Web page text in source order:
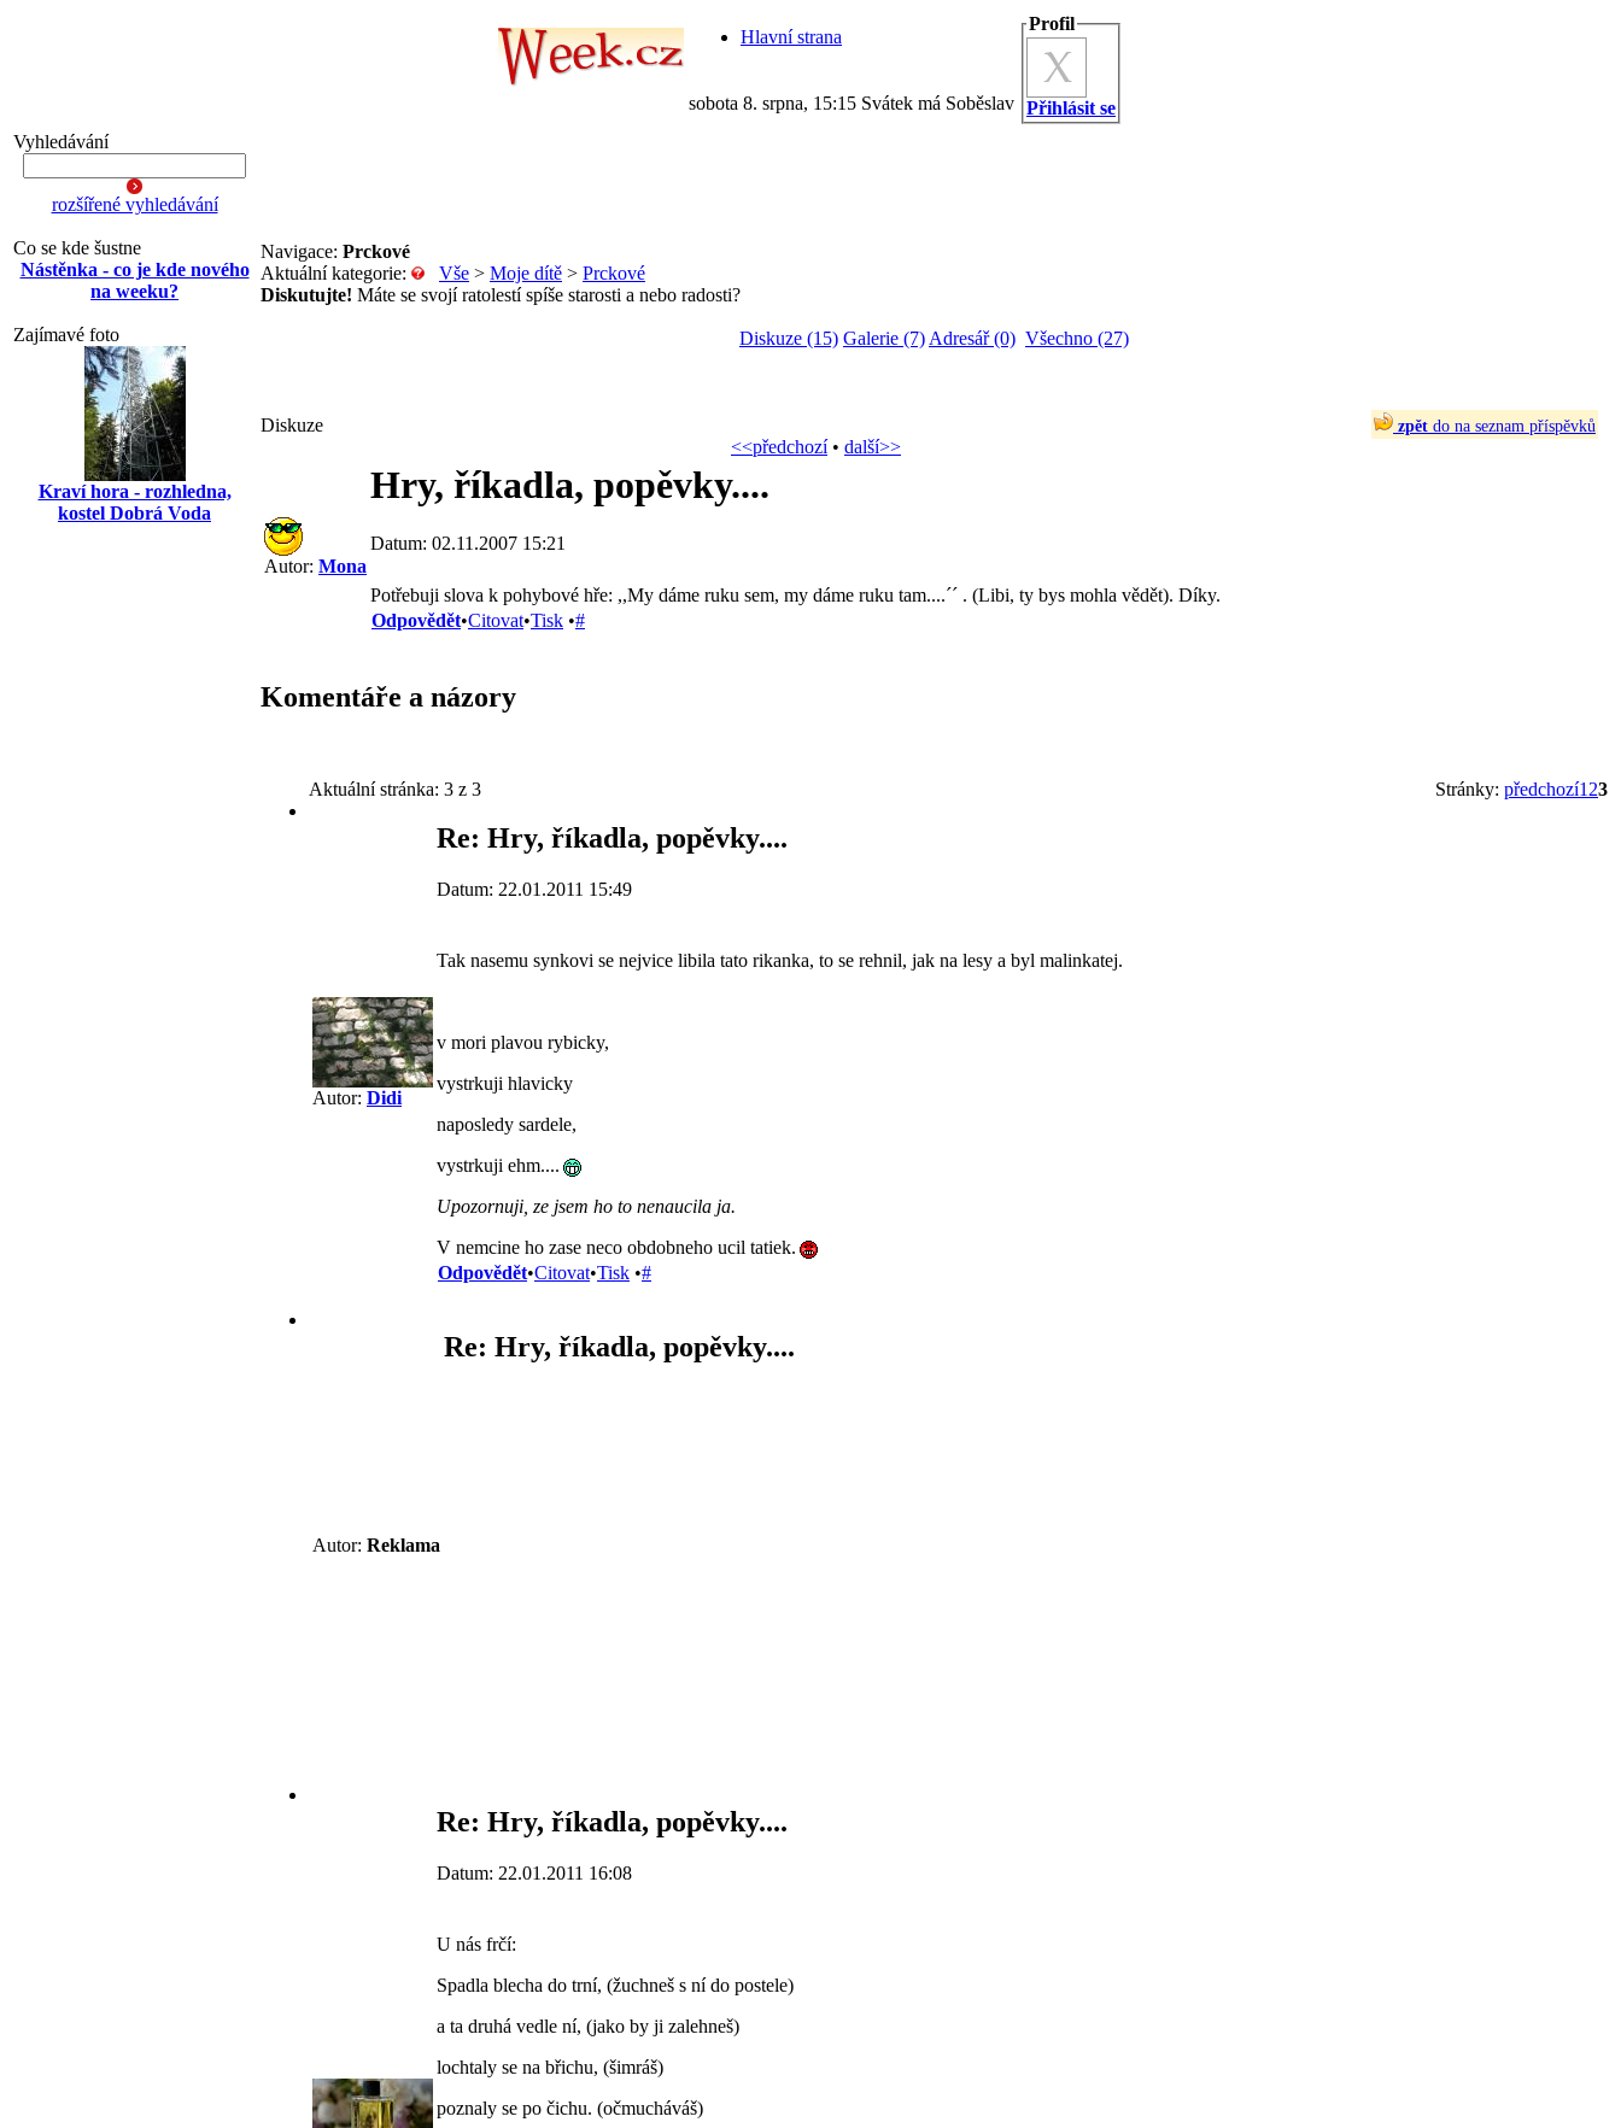
Hlavní strana
sobota 8. srpna, 15:15 Svátek má Soběslav
Profil
Přihlásit se
Vyhledávání
rozšířené vyhledávání
Co se kde šustne
Nástěnka - co je kde nového
na weeku?
Zajímavé foto
Kraví hora - rozhledna,
kostel Dobrá Voda
Navigace: Prckové
Aktuální kategorie:
Vše > Moje dítě > Prckové
Diskutujte! Máte se svojí ratolestí spíše starosti a nebo radosti?
Diskuze (15) Galerie (7) Adresář (0) Všechno (27)
zpět do na seznam příspěvků
Diskuze
<<předchozí• další>>
Autor: Mona
Hry, říkadla, popěvky....
Datum: 02.11.2007 15:21
Potřebuji slova k pohybové hře: ,,My dáme ruku sem, my dáme ruku tam....´´ . (Libi, ty bys mohla vědět). Díky.
Odpovědět•Citovat•Tisk •#
Komentáře a názory
Stránky: předchozí1 23
Aktuální stránka: 3 z 3
Autor: Didi
Re: Hry, říkadla, popěvky....
Datum: 22.01.2011 15:49
Tak nasemu synkovi se nejvice libila tato rikanka, to se rehnil, jak na lesy a byl malinkatej.
v mori plavou rybicky,
vystrkuji hlavicky
naposledy sardele,
vystrkuji ehm....
Upozornuji, ze jsem ho to nenaucila ja.
V nemcine ho zase neco obdobneho ucil tatiek.
Odpovědět•Citovat•Tisk •#
Autor: Reklama
Re: Hry, říkadla, popěvky....
Re: Hry, říkadla, popěvky....
Datum: 22.01.2011 16:08
U nás frčí:
Spadla blecha do trní, (žuchneš s ní do postele)
a ta druhá vedle ní, (jako by ji zalehneš)
lochtaly se na břichu, (šimráš)
poznaly se po čichu. (očmucháváš)